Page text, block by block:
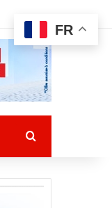
Rechercher
FR